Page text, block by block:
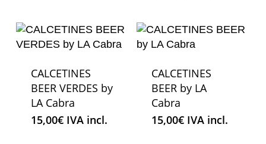
CALCETINES
BEER VERDES by
LA Cabra
15,00€ IVA incl.
CALCETINES
BEER by LA
Cabra
15,00€ IVA incl.